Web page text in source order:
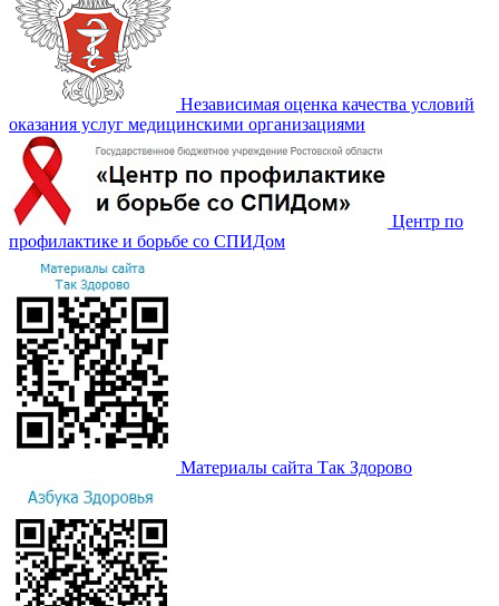
Независимая оценка качества условий
оказания услуг медицинскими организациями
Центр по
профилактике и борьбе со СПИДом
Материалы сайта Так Здорово